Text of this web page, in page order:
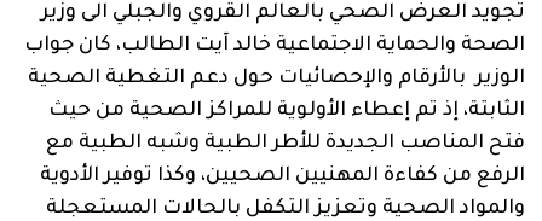
تجويد العرض الصحي بالعالم القروي والجبلي الى وزير
الصحة والحماية الاجتماعية خالد آيت الطالب، كان جواب
الوزير بالأرقام والإحصائيات حول دعم التغطية الصحية
الثابتة، إذ تم إعطاء الأولوية للمراكز الصحية من حيث
فتح المناصب الجديدة للأطر الطبية وشبه الطبية مع
الرفع من كفاءة المهنيين الصحيين، وكذا توفير الأدوية
والمواد الصحية وتعزيز التكفل بالحالات المستعجلة